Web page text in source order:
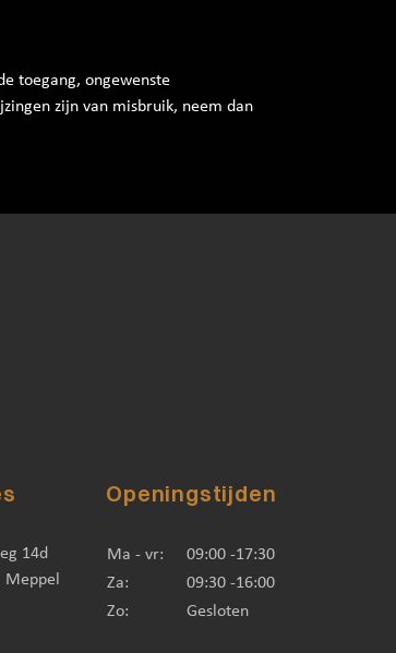
toegang, ongewenste
zijn van misbruik, neem dan
14d
Meppel
Openingstijden
Ma - vr:
09:00 -17:30
Za:
09:30 -16:00
Zo:
Gesloten